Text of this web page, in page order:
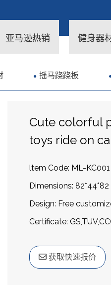
亚马逊热销 健身器
摇马跷跷板
Cute colorful
toys ride on
ltem Code: ML-KC001
Dimensions:
Design: Free
Certificate:
获取快速报价